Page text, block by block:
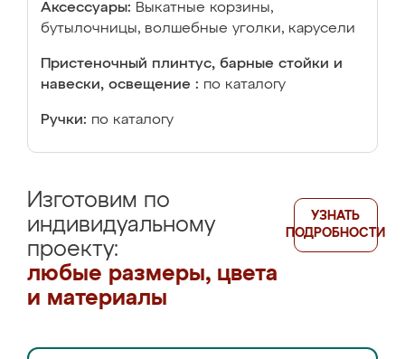
Аксессуары: Выкатные корзины,
бутылочницы, волшебные уголки, карусели
Пристеночный плинтус, барные стойки и
навески, освещение : по каталогу
Ручки: по каталогу
Изготовим по
индивидуальному
проекту:
любые размеры, цвета
и материалы
УЗНАТЬ
ПОДРОБНОСТИ